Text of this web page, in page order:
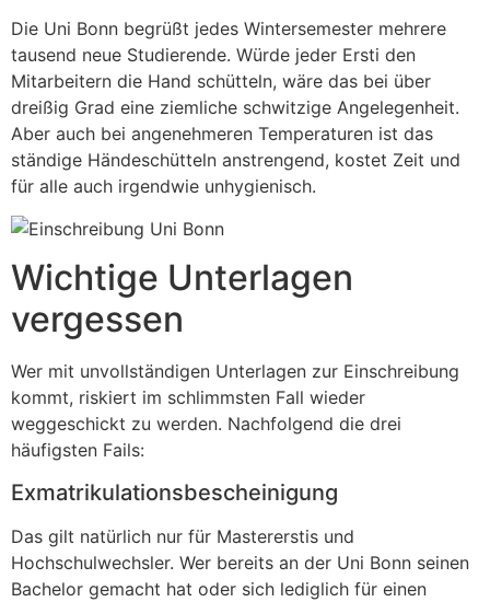
Die Uni Bonn begrüßt jedes Wintersemester mehrere
tausend neue Studierende. Würde jeder Ersti den
Mitarbeitern die Hand schütteln, wäre das bei über
dreißig Grad eine ziemliche schwitzige Angelegenheit.
Aber auch bei angenehmeren Temperaturen ist das
ständige Händeschütteln anstrengend, kostet Zeit und
für alle auch irgendwie unhygienisch.
Wichtige Unterlagen
vergessen
Wer mit unvollständigen Unterlagen zur Einschreibung
kommt, riskiert im schlimmsten Fall wieder
weggeschickt zu werden. Nachfolgend die drei
häufigsten Fails:
Exmatrikulationsbescheinigung
Das gilt natürlich nur für Mastererstis und
Hochschulwechsler. Wer bereits an der Uni Bonn seinen
Bachelor gemacht hat oder sich lediglich für einen